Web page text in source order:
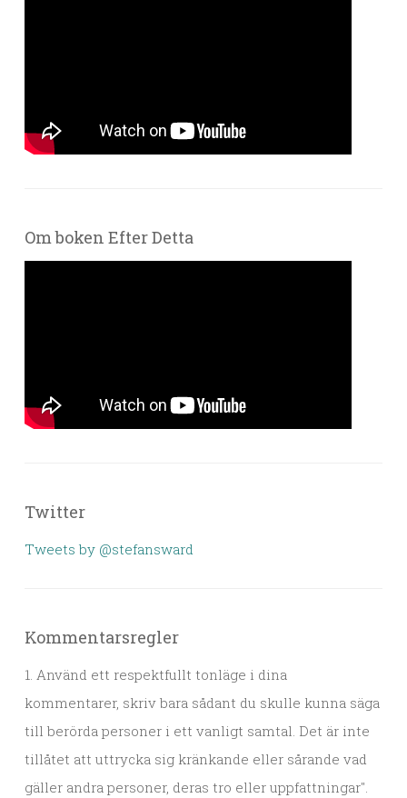
Om boken Efter Detta
Twitter
Tweets by @stefansward
Kommentarsregler
1. Använd ett respektfullt tonläge i dina
kommentarer, skriv bara sådant du skulle kunna säga
till berörda personer i ett vanligt samtal. Det är inte
tillåtet att uttrycka sig kränkande eller sårande vad
gäller andra personer, deras tro eller uppfattningar".